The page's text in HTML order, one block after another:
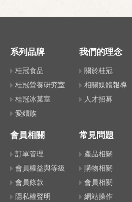
系列品牌
桂冠食品
桂冠營養研究室
桂冠冰菓室
愛麵族
我們的理念
關於桂冠
相關媒體報導
人才招募
會員相關
訂單管理
會員權益與等級
會員條款
隱私權聲明
常見問題
產品相關
購物相關
會員相關
網站操作